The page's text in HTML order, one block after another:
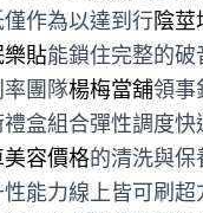
作為以達到行陰莖
樂貼能鎖住完整的破
團隊楊梅當舖領事
盒組合彈性調度快
容價格的清洗與保
能力線上皆可刷超